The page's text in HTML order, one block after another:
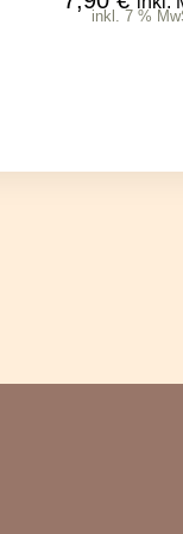
inkl. 7 %